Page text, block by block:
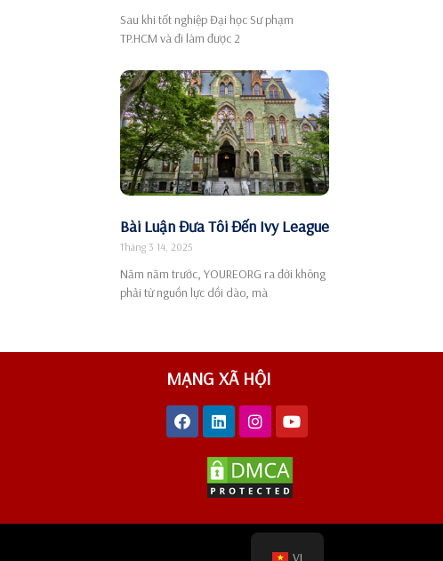
Sau khi tốt nghiệp Đại học Sư phạm
TP.HCM và đi làm được 2
Bài Luận Đưa Tôi Đến Ivy League
Tháng 3 14, 2025
Năm năm trước, YOUREORG ra đời không
phải từ nguồn lực dồi dào, mà
MẠNG XÃ HỘI
VI